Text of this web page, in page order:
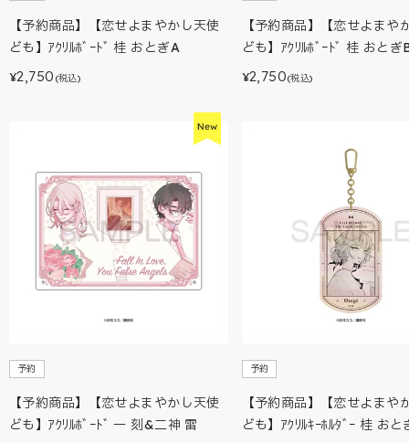
【予約商品】【恋せよまやかし天使
ども】ｱｸﾘﾙﾎﾞｰﾄﾞ 桂 おとぎA
¥2,750 (税込)
【予約商品】【恋せよまや
ども】ｱｸﾘﾙﾎﾞｰﾄﾞ 桂 おとぎ
¥2,750(税込)
予約
【予約商品】【恋せよまやかし天使
ども】ｱｸﾘﾙﾎﾞｰﾄﾞ 一 刻&二神 雷
予約
【予約商品】【恋せよまや
ども】ｱｸﾘﾙｷｰﾎﾙﾀﾞｰ 桂 おと